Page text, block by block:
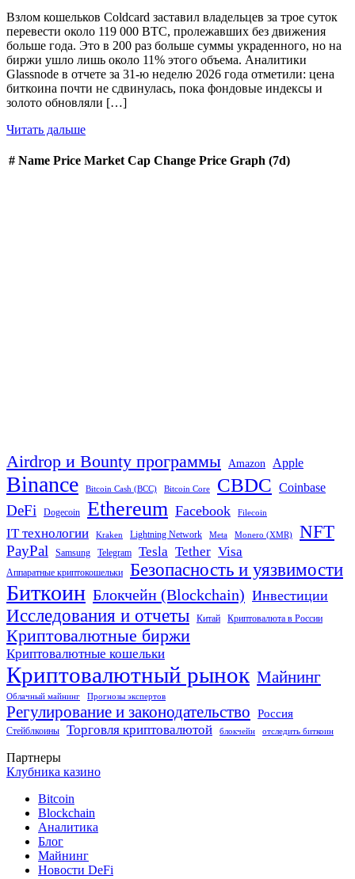
Взлом кошельков Coldcard заставил владельцев за трое суток
перевести около 119 000 BTC, пролежавших без движения
больше года. Это в 200 раз больше суммы украденного, но на
биржи ушло лишь около 11% этого объема. Аналитики
Glassnode в отчете за 31-ю неделю 2026 года отметили: цена
биткоина почти не сдвинулась, пока фондовые индексы и
золото обновляли […]
Читать дальше
# Name Price Market Cap Change Price Graph (7d)
Airdrop и Bounty программы Amazon Apple
Binance Bitcoin Cash (BCC) Bitcoin Core CBDC Coinbase
DeFi Dogecoin Ethereum Facebook Filecoin
IT технологии Kraken Lightning Network Meta Monero (XMR) NFT
PayPal Samsung Telegram Tesla Tether Visa
Аппаратные криптокошельки Безопасность и уязвимости
Биткоин Блокчейн (Blockchain) Инвестиции
Исследования и отчеты Китай Криптовалюта в России
Криптовалютные биржи
Криптовалютные кошельки
Криптовалютный рынок Майнинг
Облачный майнинг Прогнозы экспертов
Регулирование и законодательство Россия
Стейблкоины Торговля криптовалютой блокчейн отследить биткоин
Партнеры
Клубника казино
Bitcoin
Blockchain
Аналитика
Блог
Майнинг
Новости DeFi